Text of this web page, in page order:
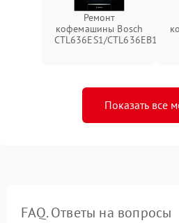
Ремонт
кофемашины Bosch
CTL636ES1/CTL636EB1
Показать все
FAQ. Ответы на вопросы